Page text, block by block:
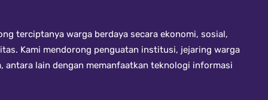
terciptanya warga berdaya secara ekonomi, sosial,
Kami mendorong penguatan institusi, jejaring warga
lain dengan memanfaatkan teknologi informasi